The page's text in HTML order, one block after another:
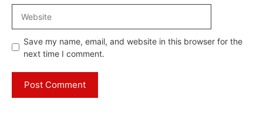
Save my name, email, and website in this browser for the
next time I comment.